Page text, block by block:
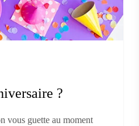
?
vous guette au moment